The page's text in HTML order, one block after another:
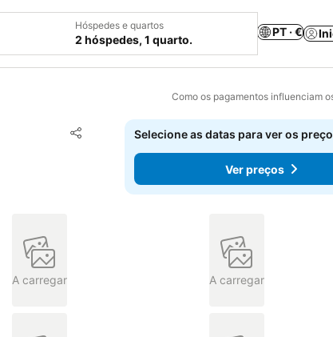
Hóspedes e quartos
2 hóspedes, 1 quarto.
PT · €
Como os pagamentos influenciam
Partilhar
Adicionar aos favoritos
Selecione as datas para ver os
Ver preços
A carregar A carregar